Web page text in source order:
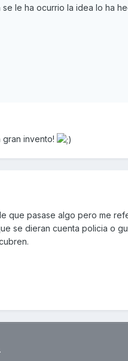
le ha ocurrio la idea lo ha
gran invento!
que pasase algo pero me
se dieran cuenta policia o